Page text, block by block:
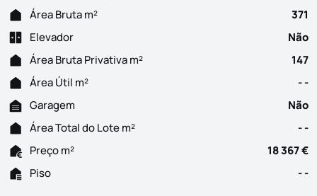
Área Bruta m²
371
Elevador
Não
Área Bruta Privativa m²
147
Área Útil m²
- -
Garagem
Não
Área Total do Lote m²
- -
Preço m²
18 367 €
Piso
- -